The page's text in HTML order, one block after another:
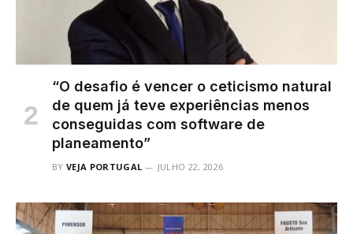
“O desafio é vencer o ceticismo natural
de quem já teve experiências menos
conseguidas com software de
planeamento”
BY VEJA PORTUGAL JULHO 22, 2026